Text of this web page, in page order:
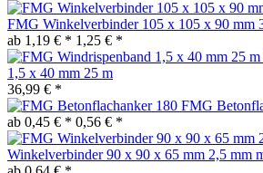
FMG Winkelverbinder 105 x 105 x 90 mm
ab 1,19 € * 1,25 € *
1,5 x 40 mm 25 m
36,99 € *
FMG
ab 0,45 € * 0,56 € *
Winkelverbinder 90 x 90 x 65 mm 2,5 mm